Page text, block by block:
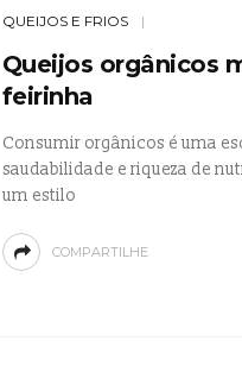
QUEIJOS E FRIOS
Queijos orgânicos
feirinha
Consumir orgânicos é uma
saudabilidade e riqueza de
um estilo
COMPARTILHE